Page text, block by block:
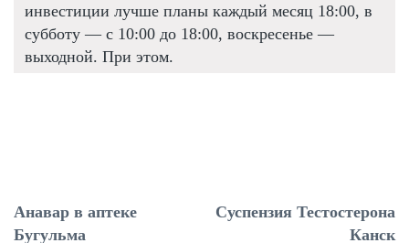
инвестиции лучше планы каждый месяц 18:00, в
субботу — с 10:00 до 18:00, воскресенье —
выходной. При этом.
Анавар в аптеке
Бугульма
Суспензия Тестостерона
Канск